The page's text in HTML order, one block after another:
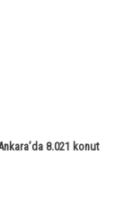
8.021 konut